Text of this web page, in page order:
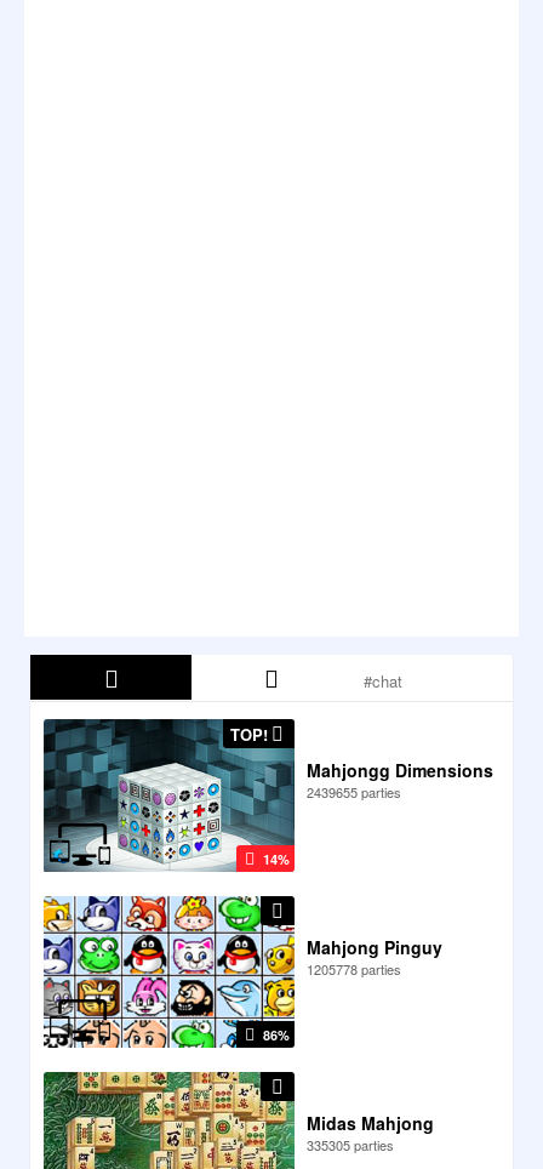
TOP!
14%
Mahjongg Dimensions
2439655 parties
86%
Mahjong Pinguy
1205778 parties
Midas Mahjong
335305 parties